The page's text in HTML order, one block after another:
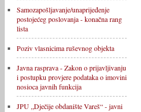
Samozapošljavanje/unaprijeđenje
postojećeg poslovanja - konačna rang
lista
Poziv vlasnicima ruševnog objekta
Javna rasprava - Zakon o prijavljivanju
i postupku provjere podataka o imovini
nosioca javnih funkcija
JPU „Dječije obdanište Vareš“ - javni